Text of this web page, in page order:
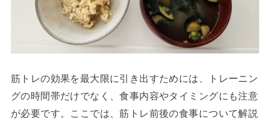
筋トレの効果を最大限に引き出すためには、トレーニン
グの時間帯だけでなく、食事内容やタイミングにも注意
が必要です。ここでは、筋トレ前後の食事について解説